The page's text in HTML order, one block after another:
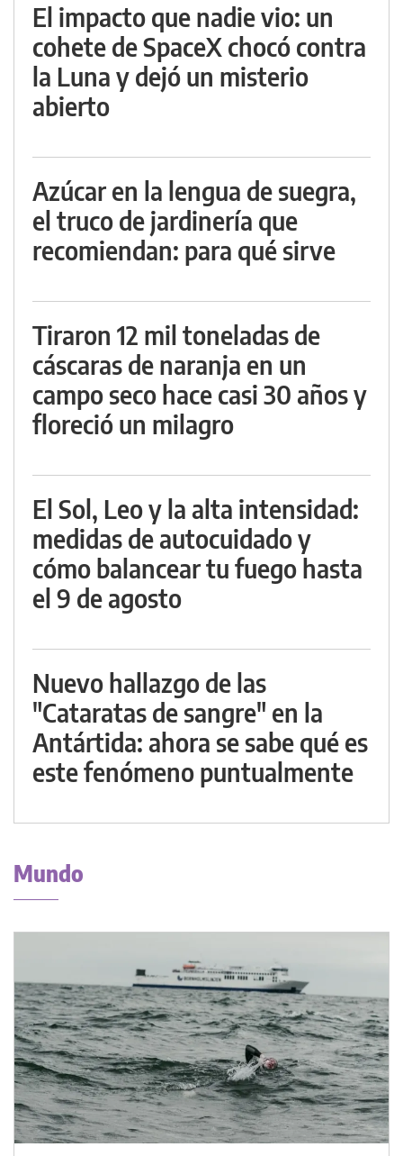
El impacto que nadie vio: un
cohete de SpaceX chocó contra
la Luna y dejó un misterio
abierto
Azúcar en la lengua de suegra,
el truco de jardinería que
recomiendan: para qué sirve
Tiraron 12 mil toneladas de
cáscaras de naranja en un
campo seco hace casi 30 años y
floreció un milagro
El Sol, Leo y la alta intensidad:
medidas de autocuidado y
cómo balancear tu fuego hasta
el 9 de agosto
Nuevo hallazgo de las
"Cataratas de sangre" en la
Antártida: ahora se sabe qué es
este fenómeno puntualmente
Mundo